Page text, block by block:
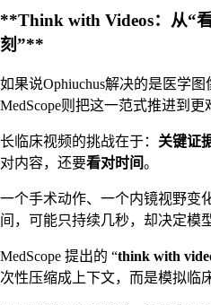
**Think with Videos：从“
刻”**
如果说Ophiuchus解决的是医学
MedScope则把这一范式推进到更
长临床视频的挑战在于： 关键证
对内容，还要看对时间。
一个手术动作、一个内镜视野变
间，可能只持续几秒，却决定模
MedScope 提出的 “think with
次性压缩成上下文，而是模拟临